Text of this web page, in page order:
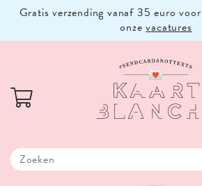
Gratis verzending vanaf 35 euro
onzevacatures